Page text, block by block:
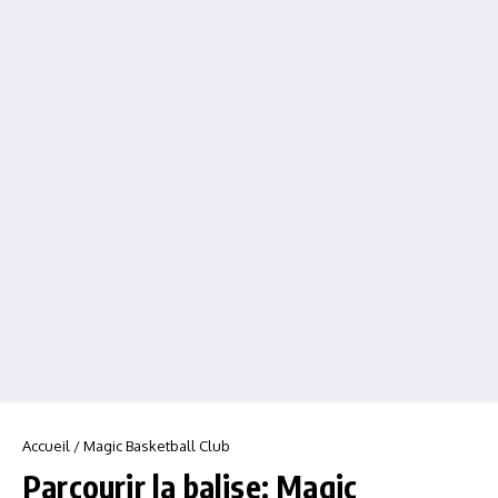
Accueil /Magic Basketball Club
Parcourir la balise: Magic